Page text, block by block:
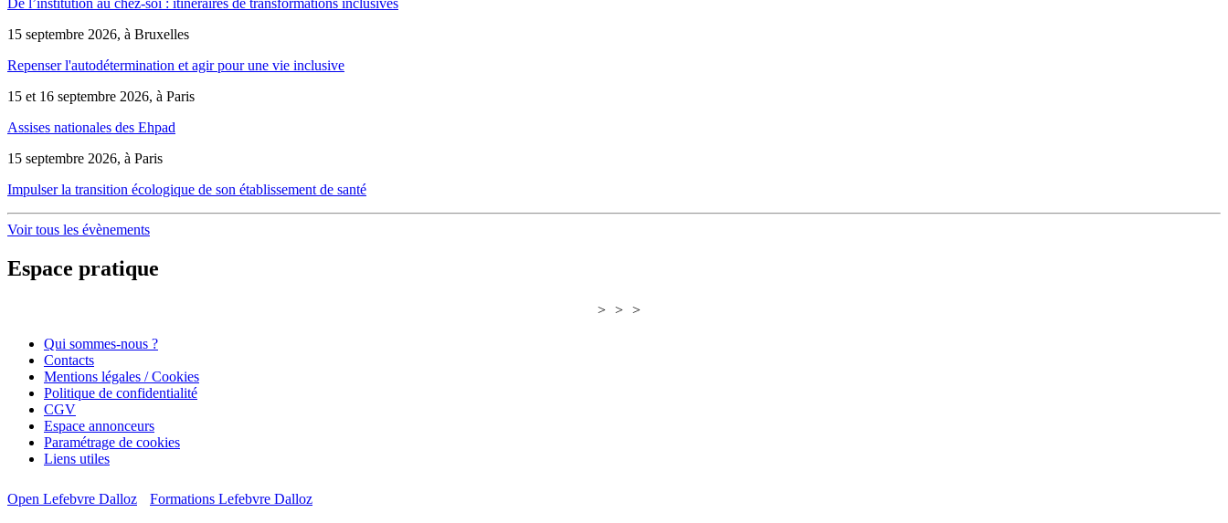
De l’institution au chez-soi : itinéraires de transformations inclusives
15 septembre 2026, à Bruxelles
Repenser l'autodétermination et agir pour une vie inclusive
15 et 16 septembre 2026, à Paris
Assises nationales des Ehpad
15 septembre 2026, à Paris
Impulser la transition écologique de son établissement de santé
Voir tous les évènements
Espace pratique
> > >
Qui sommes-nous ?
Contacts
Mentions légales / Cookies
Politique de confidentialité
CGV
Espace annonceurs
Paramétrage de cookies
Liens utiles
Open Lefebvre Dalloz
Formations Lefebvre Dalloz